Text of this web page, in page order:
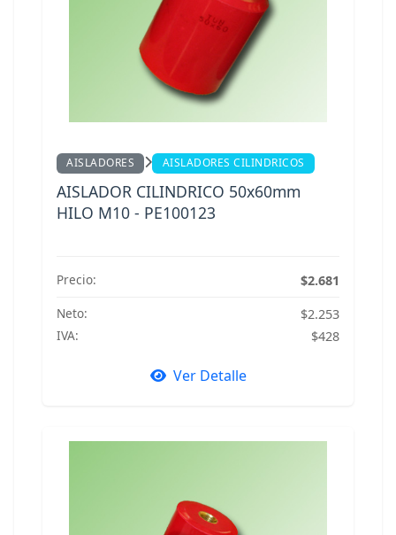
AISLADORES AISLADORES CILINDRICOS
AISLADOR CILINDRICO 50x60mm
HILO M10 - PE100123
Precio:
$2.681
Neto:
$2.253
IVA:
$428
Ver Detalle